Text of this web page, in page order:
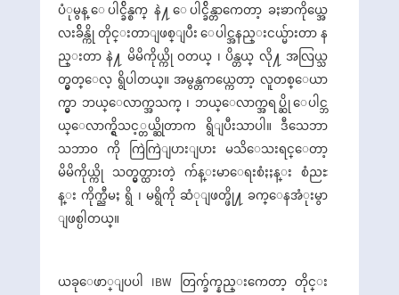
ပံုမွန္ ေပါင္ခ်ိန္စက္ နဲ႔ ေပါင္ခ်ိန္တာကေတာ့ ခႏၶာကိုယ္အေ
လးခ်ိန္ကို တိုင္းတာျဖစ္ျပီး ေပါင္အနည္းငယ္မ်ားတာ န
ည္းတာ နဲ႔ မိမိကိုယ္ကို ဝတယ္ ၊ ပိန္တယ္ လို႔ အလြယ္သ
တ္မွတ္ေလ့ ရွိပါတယ္။ အမွန္တကယ္ကေတာ့ လူတစ္ေယာ
က္မွာ ဘယ္ေလာက္အသက္ ၊ ဘယ္ေလာက္အရပ္ဆို ေပါင္ဘ
ယ္ေလာက္ရွိသင့္တယ္ဆိုတာက ရွိျပီးသာပါ။ ဒီသေဘာ
သဘာဝ ကို ကြဲကြဲျပားျပား မသိေသးရင္ေတာ့
မိမိကိုယ္ကို သတ္မွတ္ထားတဲ့ က်န္းမာေရးစံႏႈန္း စံညႊ
န္း ကိုက္ညီမႈ ရွိ ၊ မရွိကို ဆံုျဖတ္ဖို႔ ခက္ေနအံုးမွာ
ျဖစ္ပါတယ္။
ယခုေဖာ္ျပပါ IBW တြက္ခ်က္နည္းကေတာ့ တိုင္း